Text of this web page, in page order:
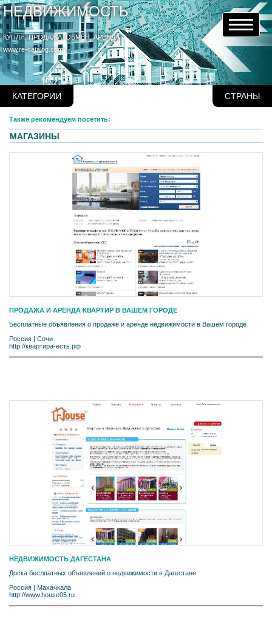
НЕДВИЖИМОСТЬ
КУПЛЯ, ПРОДАЖА, ОБМЕН, АРЕНДА
www.re-catalog.com
КАТЕГОРИИ СТРАНЫ
Также рекомендуем посетить:
МАГАЗИНЫ
ПРОДАЖА И АРЕНДА КВАРТИР В ВАШЕМ ГОРОДЕ
Бесплатные объявления о продаже и аренде недвижимости в Вашем городе
Россия
Сочи
http://квартира-есть.рф
НЕДВИЖИМОСТЬ ДАГЕСТАНА
Доска беслпатных объявлений о недвижимости в Дагестане
Россия | Махачкала
http://www.house05.ru